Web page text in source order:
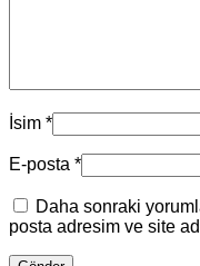
İsim *
E-posta *
Daha sonraki
posta adresim ve site